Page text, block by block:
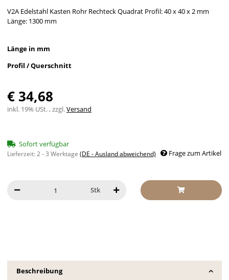
V2A Edelstahl Kasten Rohr Rechteck Quadrat Profil: 40 x 40 x 2 mm
Länge: 1300 mm
Länge in mm
Profil / Querschnitt
€ 34,68
inkl. 19% USt. , zzgl.Versand
Sofort verfügbar
Lieferzeit:2 - 3 Werktage (DE - Ausland abweichend) Frage zum Artikel
Stk
Beschreibung